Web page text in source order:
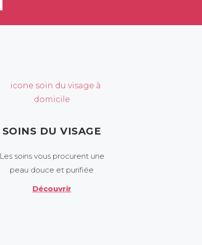
SOINS DU VISAGE
Les soins vous procurent une
peau douce et purifiée
Découvrir